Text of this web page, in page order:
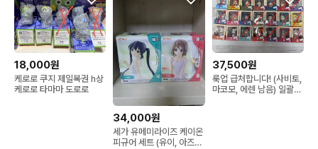
18,000원
케로로 쿠지 제일복권 h상
케로로 타마마 도로로
34,000원
세가 유메미라이즈 케이온
피규어 세트 (유이, 아즈
37,500원
룩업 급처합니다! (사비토,
마코모, 에렌 남음) 일괄시